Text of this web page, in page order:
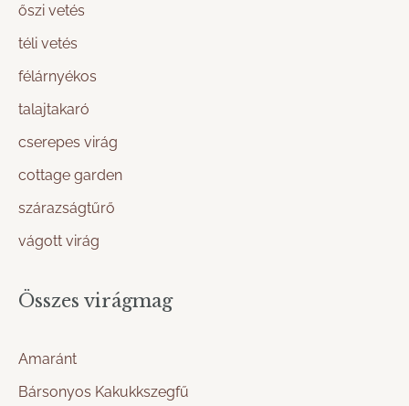
őszi vetés
téli vetés
félárnyékos
talajtakaró
cserepes virág
cottage garden
szárazságtűrő
vágott virág
Összes virágmag
Amaránt
Bársonyos Kakukkszegfű